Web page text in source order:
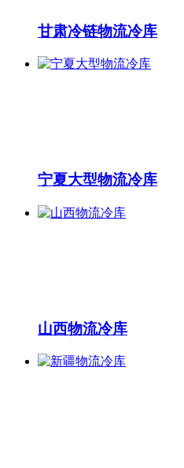
甘肃冷链物流冷库
宁夏大型物流冷库
山西物流冷库